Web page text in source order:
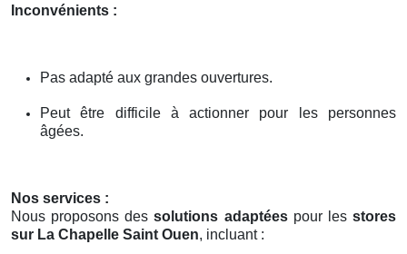
Inconvénients :
Pas adapté aux grandes ouvertures.
Peut être difficile à actionner pour les personnes
âgées.
Nos services :
Nous proposons dessolutions adaptéespour lesstores
sur La Chapelle Saint Ouen, incluant :